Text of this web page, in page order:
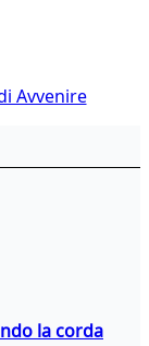
Avvenire
la corda